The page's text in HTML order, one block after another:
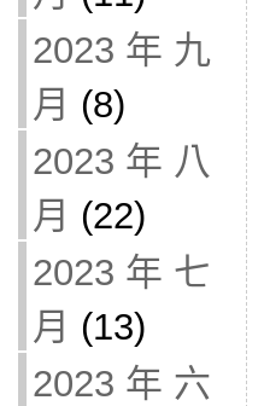
2023 年 九
月 (8)
2023 年 八
月 (22)
2023 年 七
月 (13)
2023 年 六